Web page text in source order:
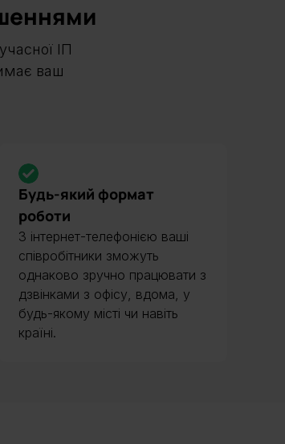
ІП
ваш
Будь-який формат
роботи
З інтернет-телефонією ваші
співробітники зможуть
однаково зручно працювати з
дзвінками з офісу, вдома, у
будь-якому місті чи навіть
країні.